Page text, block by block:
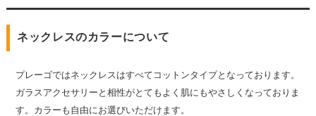
ネックレスのカラーについて
プレーゴではネックレスはすべてコットンタイプとなっております。
ガラスアクセサリーと相性がとてもよく肌にもやさしくなっておりま
す。カラーも自由にお選びいただけます。